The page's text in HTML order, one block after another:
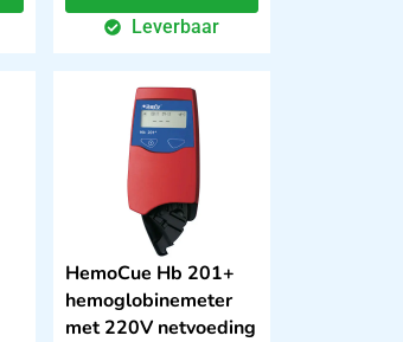
Leverbaar
HemoCue Hb 201+
hemoglobinemeter
met 220V netvoeding